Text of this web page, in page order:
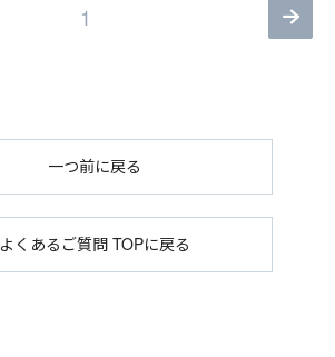
1
一つ前に戻る
よくあるご質問 TOPに戻る